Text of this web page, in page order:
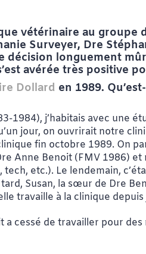
vétérinaire au groupe
Surveyer, Dre
décision longuement
avérée très positive
Dollard en 1989.
1984), j’habitais avec une
jour, on ouvrirait notre
fin octobre 1989. On
Anne Benoit (FMV 1986)
etc.). Le lendemain,
Susan, la sœur de Dre
travaille à la clinique
cessé de travailler pour